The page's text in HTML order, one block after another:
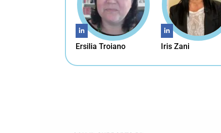
Ersilia Troiano Iris Zani